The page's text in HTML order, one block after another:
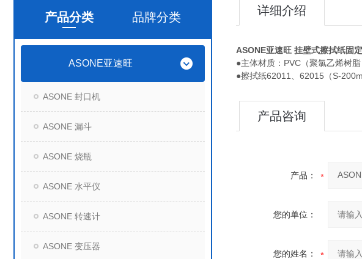
产品分类 品牌分类
ASONE亚速旺
ASONE 封口机
ASONE 漏斗
ASONE 烧瓶
ASONE 水平仪
ASONE 转速计
ASONE 变压器
详细介绍
ASONE亚速旺 挂壁式擦拭纸固
●主体材质：PVC（聚氯乙烯树脂
●擦拭纸62011、62015（S-
产品咨询
产品：
您的单位：
您的姓名：